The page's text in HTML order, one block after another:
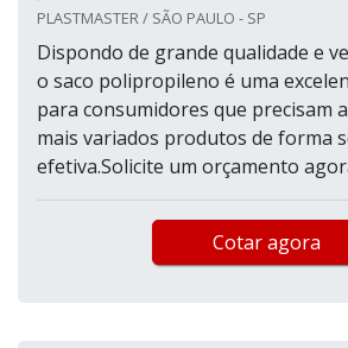
PLASTMASTER / SÃO PAULO - SP
Dispondo de grande qualidade e
o saco polipropileno é uma
para consumidores que precisam
mais variados produtos de forma
efetiva.Solicite um orçamento
Cotar agora